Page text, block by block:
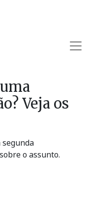
Veja os
segunda
o assunto.